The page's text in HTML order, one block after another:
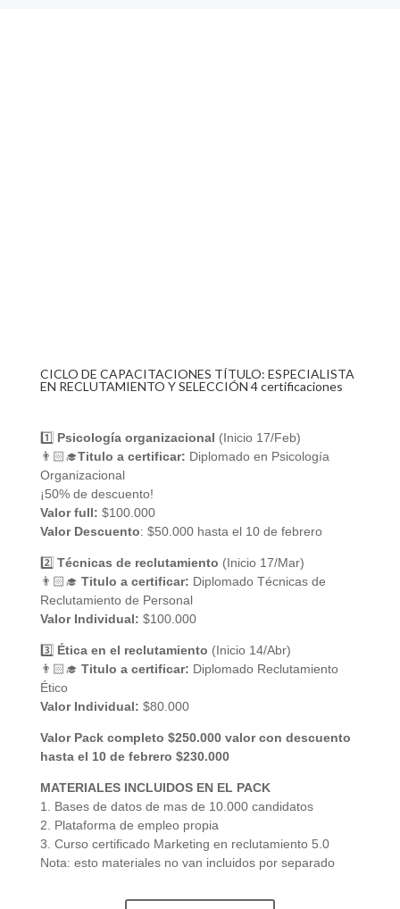
CICLO DE CAPACITACIONES TÍTULO: ESPECIALISTA
EN RECLUTAMIENTO Y SELECCIÓN 4 certificaciones
1️⃣ Psicología organizacional (Inicio 17/Feb)
👨🏻‍🎓Titulo a certificar: Diplomado en Psicología
Organizacional
¡50% de descuento!
Valor full: $100.000
Valor Descuento: $50.000 hasta el 10 de febrero
2️⃣ Técnicas de reclutamiento (Inicio 17/Mar)
👨🏻‍🎓 Titulo a certificar: Diplomado Técnicas de
Reclutamiento de Personal
Valor Individual: $100.000
3️⃣ Ética en el reclutamiento (Inicio 14/Abr)
👨🏻‍🎓 Titulo a certificar: Diplomado Reclutamiento
Ético
Valor Individual: $80.000
Valor Pack completo $250.000 valor con descuento
hasta el 10 de febrero $230.000
MATERIALES INCLUIDOS EN EL PACK
1. Bases de datos de mas de 10.000 candidatos
2. Plataforma de empleo propia
3. Curso certificado Marketing en reclutamiento 5.0
Nota: esto materiales no van incluidos por separado